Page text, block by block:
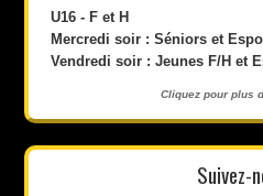
U16 - F et H
Mercredi soir : Séniors et
Vendredi soir : Jeunes F/H et
Cliquez pour plus
Suivez-